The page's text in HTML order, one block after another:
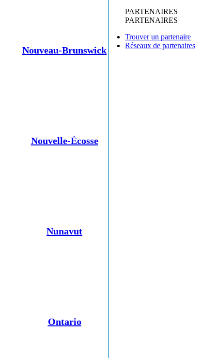
Nouveau-Brunswick
Nouvelle-Écosse
Nunavut
Ontario
PARTENAIRES
PARTENAIRES
Trouver un partenaire
Réseaux de partenaires